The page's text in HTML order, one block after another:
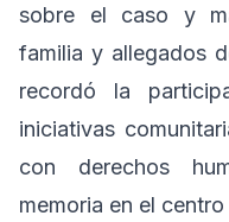
sobre el caso y
familia y allegados
recordó la
iniciativas
con derechos
memoria en el